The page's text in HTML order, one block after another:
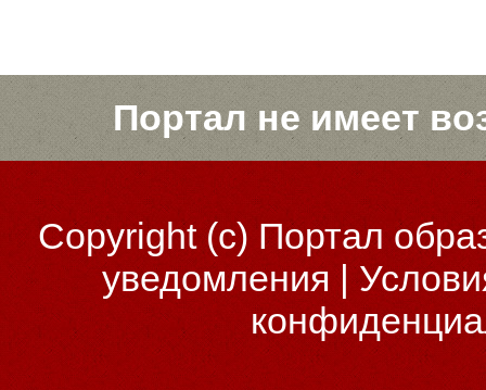
Портал не имеет
Copyright (c)Портал
уведомления |